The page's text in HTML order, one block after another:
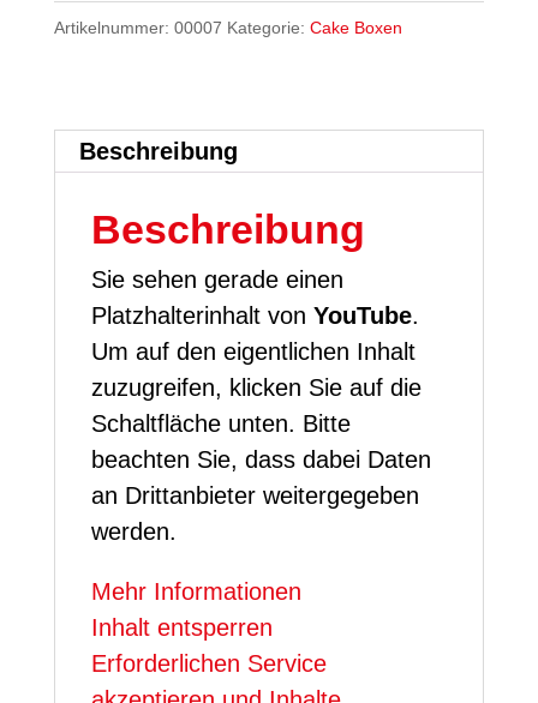
Artikelnummer: 00007 Kategorie: Cake Boxen
Beschreibung
Beschreibung
Sie sehen gerade einen
Platzhalterinhalt von YouTube.
Um auf den eigentlichen Inhalt
zuzugreifen, klicken Sie auf die
Schaltfläche unten. Bitte
beachten Sie, dass dabei Daten
an Drittanbieter weitergegeben
werden.
Mehr Informationen
Inhalt entsperren
Erforderlichen Service